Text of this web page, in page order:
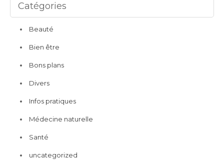
Catégories
Beauté
Bien être
Bons plans
Divers
Infos pratiques
Médecine naturelle
Santé
uncategorized